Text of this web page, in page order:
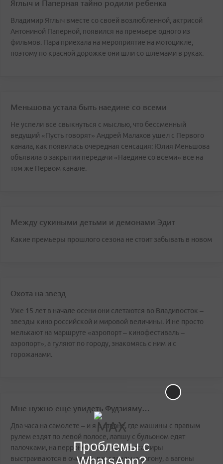
Яглыч и Паперная тайно родили ребенка
Владимир Яглыч вместе со своей возлюбленной, актрисой
Антониной Паперной, появился на премьере одного из
фильмов. Пара приехала на мероприятие на мотоцикле,
поэтому по красной дорожке они шли со шлемами в руках.
Меньшова устала быть наедине со всеми
Не успели все свыкнуться с мыслью, что бессменный
ведущий «Пусть говорят» Андрей Малахов ушел с Первого
канала, как появилась очередная сенсация: Юлия Меньшова
объявила о закрытии передачи «Наедине со всеми» все на
том же Первом канале.
Между сукиными детьми и демонами Эдит
Какие премьеры прошлого сезона не стоит забывать в новом
Охота на звезд
Уже 15 лет в начале осени они слетаются во Владивосток –
звезды кино российской и мировой величины. И не просто
мелькают на маршруте «аэропорт – кинофестиваль –
аэропорт», а гуляют по городу, знакомясь с ним и с
горожанами.
Мне нужно еще увидеть Фудзияму…
Два часа на самолете – и я в стране, где машины с правым
рулем ездят по левой полосе, лапшу с бульоном едят
палочками, на перроне электрички пассажиры
выстраиваются в очередь параллельно вагону, а вагоны
Проблемы с
WhatsApp?